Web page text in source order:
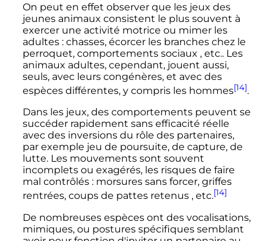
On peut en effet observer que les jeux des
jeunes animaux consistent le plus souvent à
exercer une activité motrice ou mimer les
adultes : chasses, écorcer les branches chez le
perroquet, comportements sociaux , etc.. Les
animaux adultes, cependant, jouent aussi,
seuls, avec leurs congénères, et avec des
espèces différentes, y compris les hommes[14].
Dans les jeux, des comportements peuvent se
succéder rapidement sans efficacité réelle
avec des inversions du rôle des partenaires,
par exemple jeu de poursuite, de capture, de
lutte. Les mouvements sont souvent
incomplets ou exagérés, les risques de faire
mal contrôlés : morsures sans forcer, griffes
rentrées, coups de pattes retenus , etc.[14]
De nombreuses espèces ont des vocalisations,
mimiques, ou postures spécifiques semblant